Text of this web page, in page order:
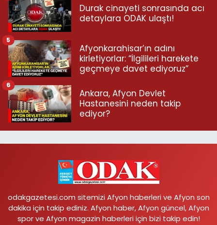
Durak cinayeti sonrasında acı
detaylara ODAK ulaştı!
Afyonkarahisar’ın adını
kirletiyorlar: “İlgilileri harekete
geçmeye davet ediyoruz”
5
Ankara, Afyon Devlet
Hastanesini neden takip
ediyor?
6
odakgazetesi.com sitemizi Afyon haberleri ve Afyon son
dakika için takip ediniz. Afyon haber, Afyon güncel, Afyon
spor ve Afyon magazin haberleri için bizi takip edin!